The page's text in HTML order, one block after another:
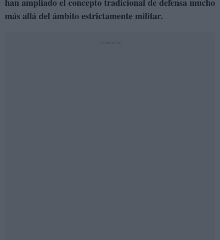
más allá del ámbito estrictamente militar.